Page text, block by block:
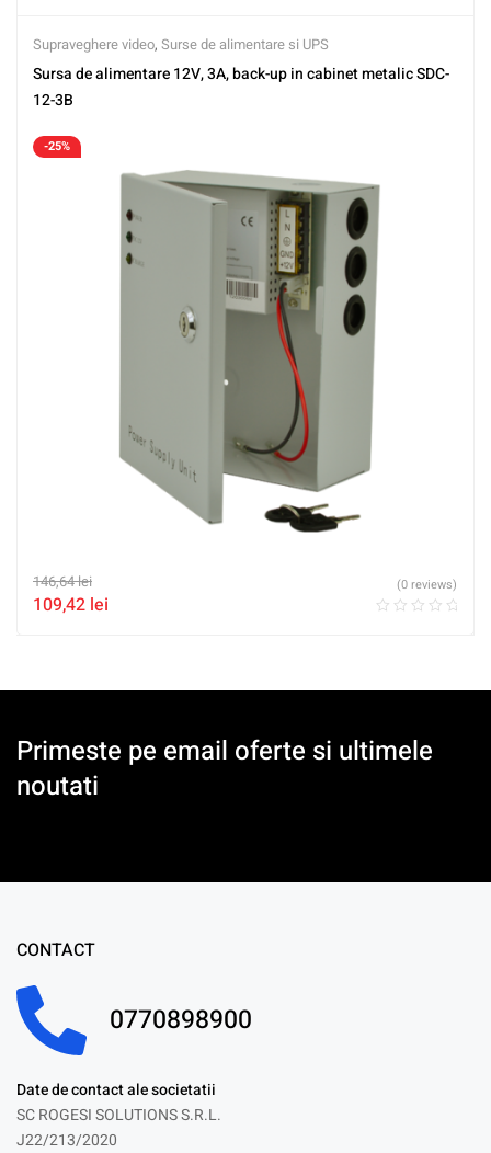
Supraveghere video, Surse de alimentare si UPS
Sursa de alimentare 12V, 3A, back-up in cabinet metalic SDC-
12-3B
-25%
146,64lei
109,42 lei
(0 reviews)
Primeste pe email oferte si ultimele
noutati
CONTACT
0770898900
Date de contact ale societatii
SC ROGESI SOLUTIONS S.R.L.
J22/213/2020